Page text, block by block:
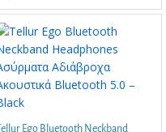
Tellur Ego Bluetooth Neckband